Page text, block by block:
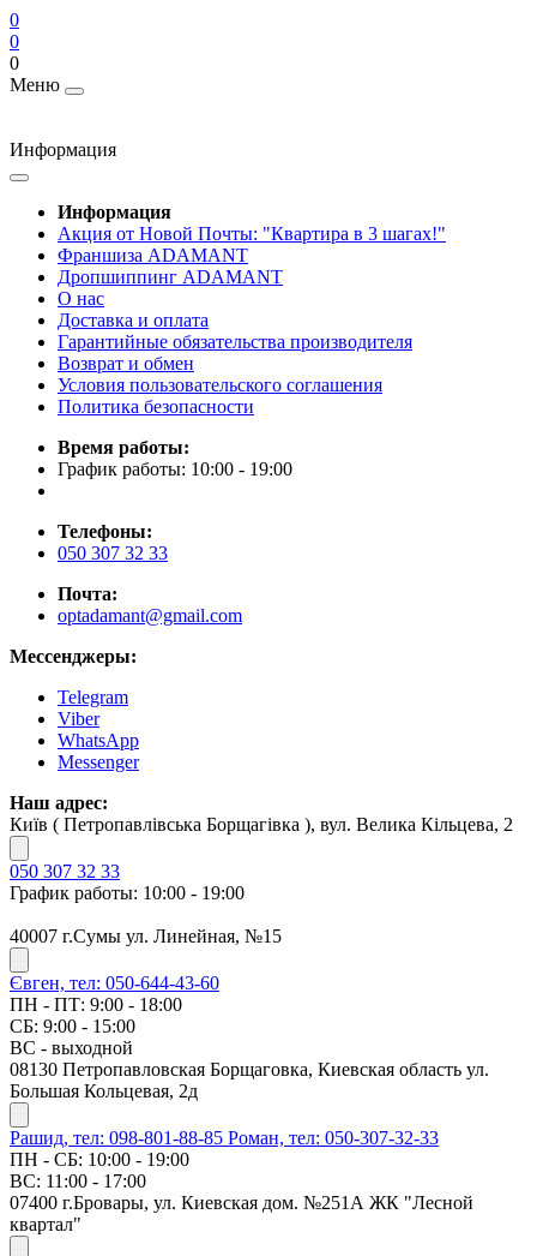
0
0
0
Меню
Информация
Информация
Акция от Новой Почты: "Квартира в 3 шагах!"
Франшиза ADAMANT
Дропшиппинг ADAMANT
О нас
Доставка и оплата
Гарантийные обязательства производителя
Возврат и обмен
Условия пользовательского соглашения
Политика безопасности
Время работы:
График работы: 10:00 - 19:00
Телефоны:
050 307 32 33
Почта:
optadamant@gmail.com
Мессенджеры:
Telegram
Viber
WhatsApp
Messenger
Наш адрес:
Київ ( Петропавлівська Борщагівка ), вул. Велика Кільцева, 2
050 307 32 33
График работы: 10:00 - 19:00
40007 г.Сумы ул. Линейная, №15
Євген, тел: 050-644-43-60
ПН - ПТ: 9:00 - 18:00
СБ: 9:00 - 15:00
ВС - выходной
08130 Петропавловская Борщаговка, Киевская область ул.
Большая Кольцевая, 2д
Рашид, тел: 098-801-88-85 Роман, тел: 050-307-32-33
ПН - СБ: 10:00 - 19:00
ВС: 11:00 - 17:00
07400 г.Бровары, ул. Киевская дом. №251А ЖК "Лесной
квартал"